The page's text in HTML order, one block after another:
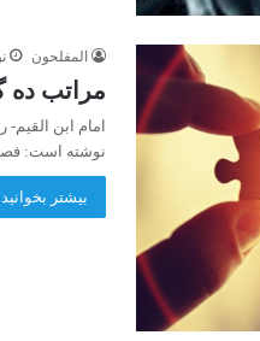
المفلحون
مراتب ده
امام ابن
نوشته است:
بیشتر